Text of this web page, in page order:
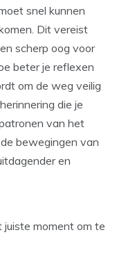
snel kunnen
Dit vereist
scherp oog voor
beter je reflexen
om de weg veilig
die je
van het
bewegingen van
en
juiste moment om te